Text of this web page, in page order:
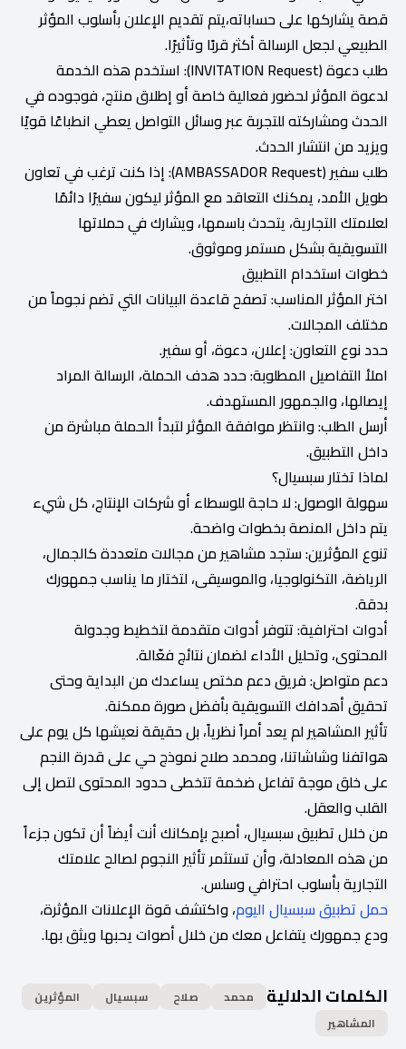
قصة يشاركها على حساباته،يتم تقديم الإعلان بأسلوب المؤثر
الطبيعي لجعل الرسالة أكثر قربًا وتأثيرًا.
طلب دعوة (INVITATION Request): استخدم هذه الخدمة
لدعوة المؤثر لحضور فعالية خاصة أو إطلاق منتج، فوجوده في
الحدث ومشاركته للتجربة عبر وسائل التواصل يعطي انطباعًا قويًا
ويزيد من انتشار الحدث.
طلب سفير (AMBASSADOR Request): إذا كنت ترغب في تعاون
طويل الأمد، يمكنك التعاقد مع المؤثر ليكون سفيرًا دائمًا
لعلامتك التجارية، يتحدث باسمها، ويشارك في حملاتها
التسويقية بشكل مستمر وموثوق.
خطوات استخدام التطبيق
اختر المؤثر المناسب: تصفح قاعدة البيانات التي تضم نجوماً من
مختلف المجالات.
حدد نوع التعاون: إعلان، دعوة، أو سفير.
املأ التفاصيل المطلوبة: حدد هدف الحملة، الرسالة المراد
إيصالها، والجمهور المستهدف.
أرسل الطلب: وانتظر موافقة المؤثر لتبدأ الحملة مباشرة من
داخل التطبيق.
لماذا تختار سبسيال؟
سهولة الوصول: لا حاجة للوسطاء أو شركات الإنتاج، كل شيء
يتم داخل المنصة بخطوات واضحة.
تنوع المؤثرين: ستجد مشاهير من مجالات متعددة كالجمال،
الرياضة، التكنولوجيا، والموسيقى، لتختار ما يناسب جمهورك
بدقة.
أدوات احترافية: تتوفر أدوات متقدمة لتخطيط وجدولة
المحتوى، وتحليل الأداء لضمان نتائج فعّالة.
دعم متواصل: فريق دعم مختص يساعدك من البداية وحتى
تحقيق أهدافك التسويقية بأفضل صورة ممكنة.
تأثير المشاهير لم يعد أمراً نظرياً، بل حقيقة نعيشها كل يوم على
هواتفنا وشاشاتنا، ومحمد صلاح نموذج حي على قدرة النجم
على خلق موجة تفاعل ضخمة تتخطى حدود المحتوى لتصل إلى
القلب والعقل.
من خلال تطبيق سبسيال، أصبح بإمكانك أنت أيضاً أن تكون جزءاً
من هذه المعادلة، وأن تستثمر تأثير النجوم لصالح علامتك
التجارية بأسلوب احترافي وسلس.
حمل تطبيق سبسيال اليوم، واكتشف قوة الإعلانات المؤثرة،
ودع جمهورك يتفاعل معك من خلال أصوات يحبها ويثق بها.
الكلمات الدلالية محمد صلاح سبسيال
المؤثرين
المشاهير